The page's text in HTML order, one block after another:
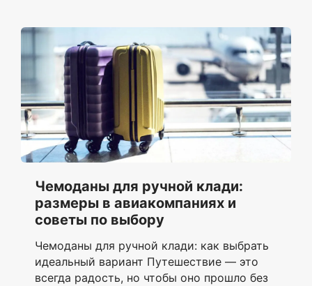
Чемоданы для ручной клади:
размеры в авиакомпаниях и
советы по выбору
Чемоданы для ручной клади: как выбрать
идеальный вариант Путешествие — это
всегда радость, но чтобы оно прошло без